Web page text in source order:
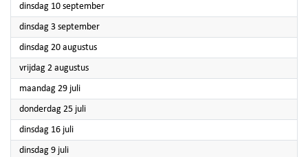
dinsdag 10 september2024
dinsdag 3 september2024
dinsdag 20 augustus2024
vrijdag 2 augustus2024
maandag 29 juli2024
donderdag 25 juli2024
dinsdag 16 juli2024
dinsdag 9 juli2024